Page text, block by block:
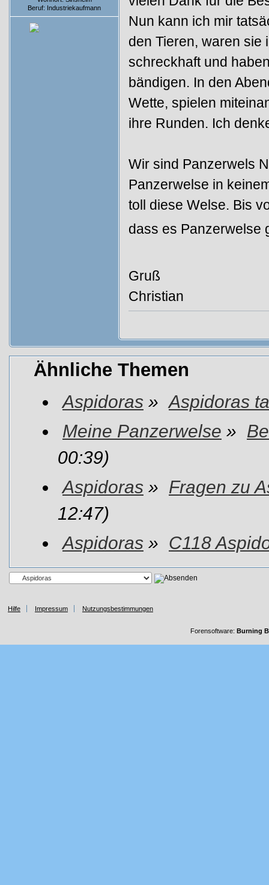
Beruf: Industriekaufmann
Nun kann ich mir
den Tieren, waren sie
schreckhaft und
bändigen. In den
Wette, spielen
ihre Runden. Ich
Wir sind Panzerwels
Panzerwelse in
toll diese Welse. Bis
dass es Panzerwelse
Gruß
Christian
Ähnliche Themen
Aspidoras » Aspidoras
Meine Panzerwelse »
00:39)
Aspidoras » Fragen zu
12:47)
Aspidoras » C118
Hilfe Impressum Nutzungsbestimmungen
Forensoftware: Burning